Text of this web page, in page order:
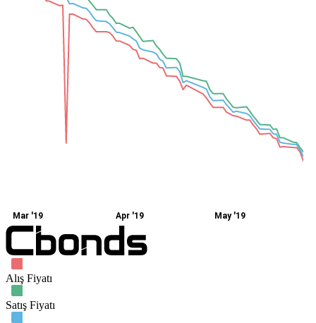
Mar '19 Apr '19 May '19
Alış Fiyatı
Satış Fiyatı